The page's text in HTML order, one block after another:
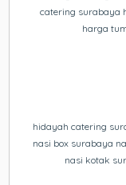
catering surabaya
harga
hidayah catering
nasi box surabaya
nasi kotak